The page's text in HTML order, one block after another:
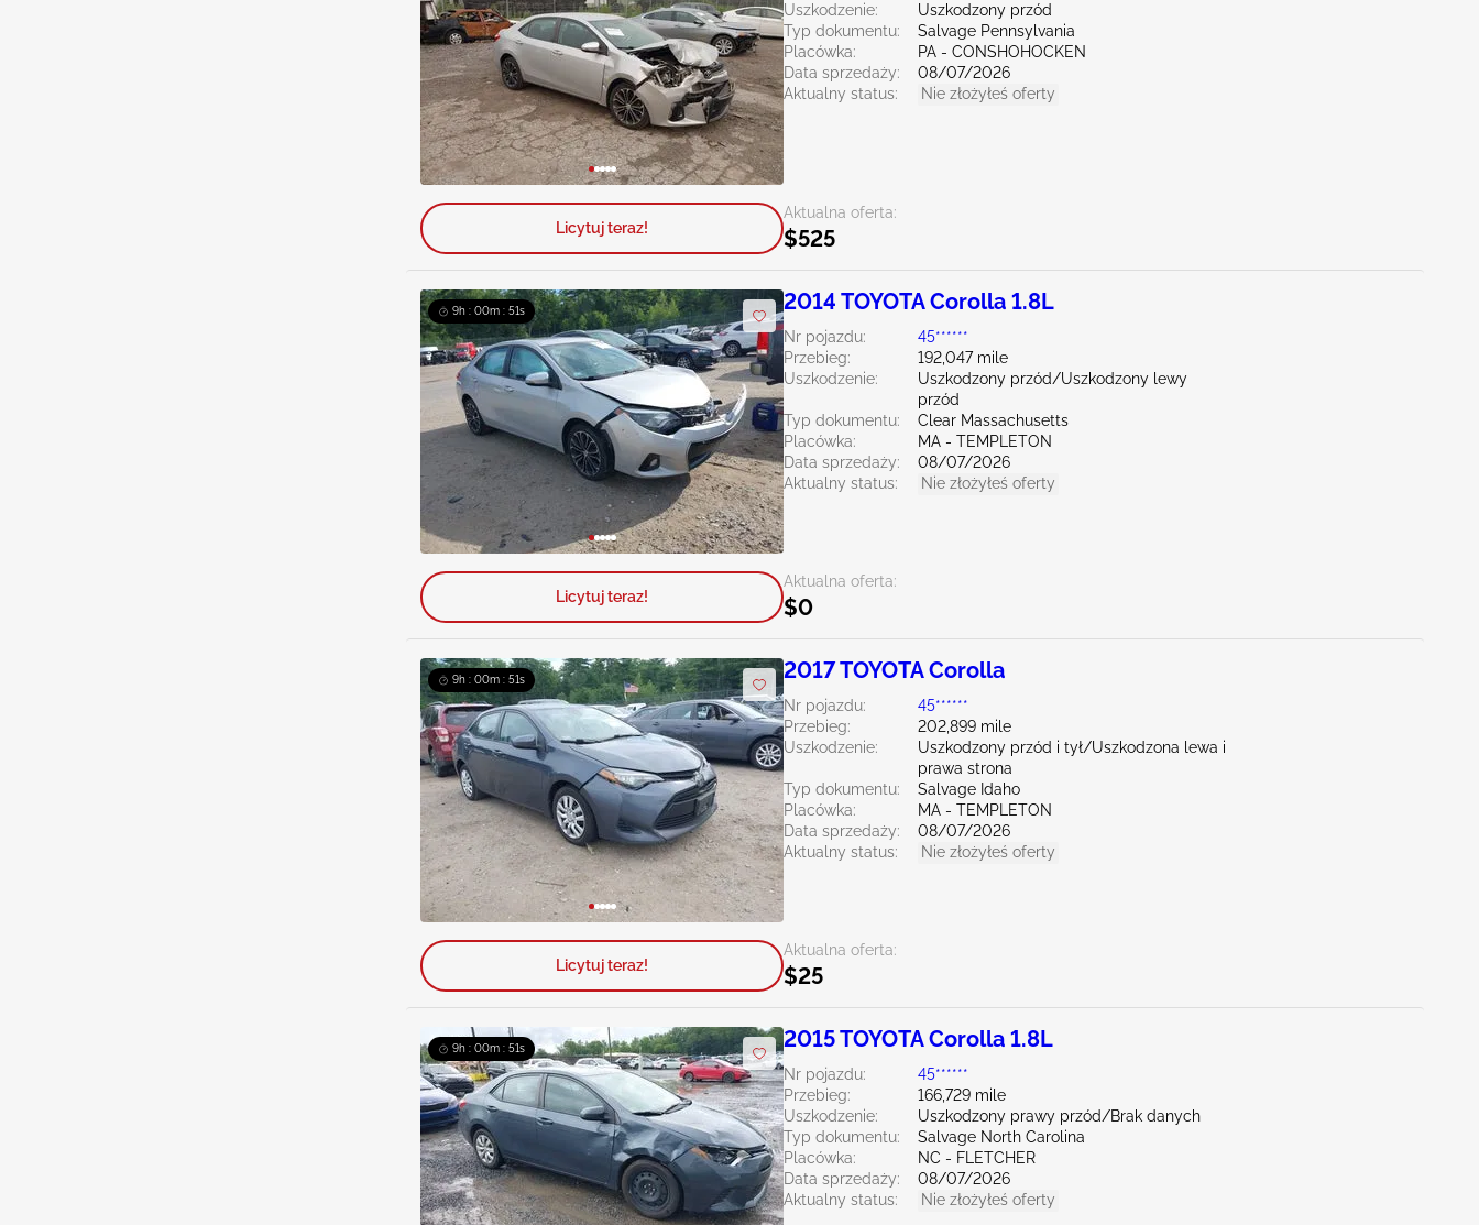
Uszkodzenie:
Uszkodzony przód
Typ dokumentu:
Salvage Pennsylvania
Placówka:
PA - CONSHOHOCKEN
Data sprzedaży:
08/07/2026
Aktualny status:
Nie złożyłeś oferty
Aktualna oferta:
$525
Licytuj teraz!
9h : 00m : 50s 2014 TOYOTA Corolla 1.8L
Nr pojazdu:
45******
Przebieg:
192,047 mile
Uszkodzenie:
Uszkodzony przód/Uszkodzony lewy
przód
Typ dokumentu:
Clear Massachusetts
Placówka:
MA - TEMPLETON
Data sprzedaży:
08/07/2026
Aktualny status:
Nie złożyłeś oferty
Aktualna oferta:
$0
Licytuj teraz!
9h : 00m : 50s 2017 TOYOTA Corolla
Nr pojazdu:
45******
Przebieg:
202,899 mile
Uszkodzenie:
Uszkodzony przód i tył/Uszkodzona lewa i
prawa strona
Typ dokumentu:
Salvage Idaho
Placówka:
MA - TEMPLETON
Data sprzedaży:
08/07/2026
Aktualny status:
Nie złożyłeś oferty
Aktualna oferta:
$25
Licytuj teraz!
9h : 00m : 50s 2015 TOYOTA Corolla 1.8L
Nr pojazdu:
45******
Przebieg:
166,729 mile
Uszkodzenie:
Uszkodzony prawy przód/Brak danych
Typ dokumentu:
Salvage North Carolina
Placówka:
NC - FLETCHER
Data sprzedaży:
08/07/2026
Aktualny status:
Nie złożyłeś oferty